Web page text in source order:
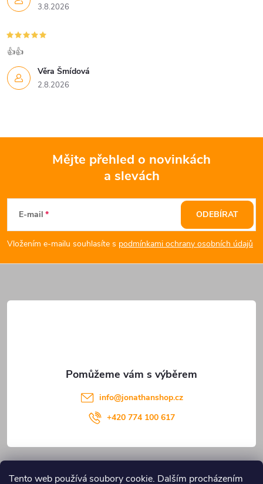
Tento web používá soubory cookie. Dalším procházením
3.8.2026
Věra Šmídová
2.8.2026
👍👍
p
a
t
Mějte přehled o novinkách
a slevách
E-mail
Vložením e-mailu souhlasíte s podmínkami ochrany osobních údajů
ODEBÍRAT
info@jonathanshop.cz
+420 774 100 617